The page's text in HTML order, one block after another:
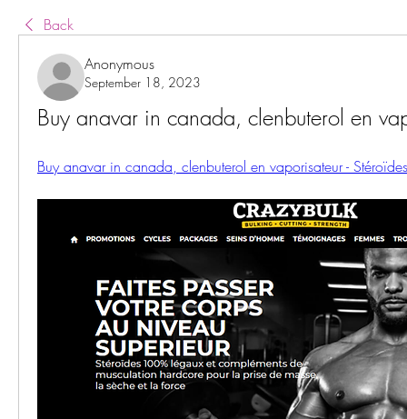
Back
Anonymous
September 18, 2023
Buy anavar in canada, clenbuterol en
Buy anavar in canada, clenbuterol en vaporisateur -